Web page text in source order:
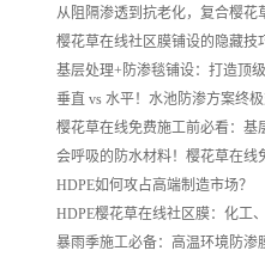
HDPE如何攻占高端制造市场？